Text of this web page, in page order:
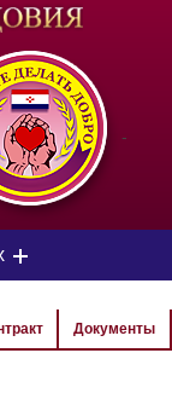
-
Документы